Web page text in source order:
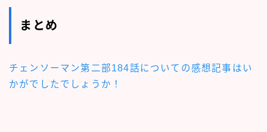
まとめ
チェンソーマン第二部184話についての感想記事 はい
かがでしたでしょうか！